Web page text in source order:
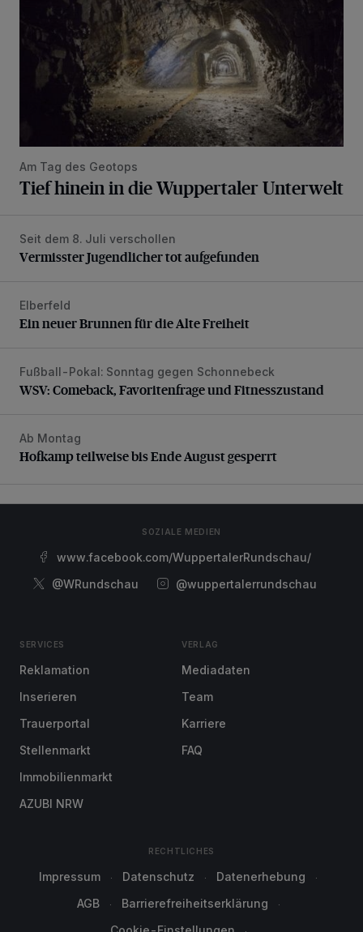
Am Tag des Geotops
Tief hinein in die Wuppertaler Unterwelt
Vermisster Jugendlicher tot aufgefunden
Seit dem 8. Juli verschollen
Vermisster Jugendlicher tot aufgefunden
Ein neuer Brunnen für die Alte Freiheit
Elberfeld
Ein neuer Brunnen für die Alte Freiheit
WSV: Comeback, Favoritenfrage und Fitnesszustand
Fußball-Pokal: Sonntag gegen Schonnebeck
WSV: Comeback, Favoritenfrage und Fitnesszustand
Hofkamp teilweise bis Ende August gesperrt
Ab Montag
Hofkamp teilweise bis Ende August gesperrt
SOZIALE MEDIEN
www.facebook.com/WuppertalerRundschau/
@WRundschau
@wuppertalerrundschau
SERVICES
Reklamation
Inserieren
Trauerportal
Stellenmarkt
Immobilienmarkt
AZUBI NRW
VERLAG
Mediadaten
Team
Karriere
FAQ
RECHTLICHES
Impressum Datenschutz
Datenerhebung
AGB
Barrierefreiheitserklärung